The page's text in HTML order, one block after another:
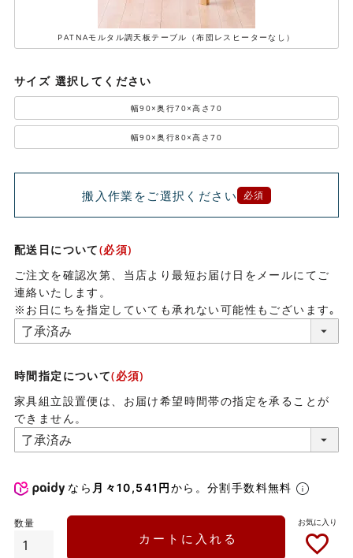
PATNAモルタル調天板テーブル（布団レスヒーターなし）
サイズ 選択してください
幅90×奥行70×高さ70
幅90×奥行80×高さ70
搬入作業をご選択ください 必須
配送日について(必須)
ご注文を確認次第、当店より最短お届け日をメールにてご
連絡いたします。
※お日にちを指定していても承れない可能性もございます｡
時間指定について(必須)
家具組立設置便は、お届け希望時間帯の指定を承ることが
できません。
なら 月々10,541円 から。分割手数料無料
カートに入れる